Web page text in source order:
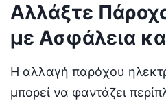
Αλλάξτε
με Ασφάλεια
Η αλλαγή παρόχου
μπορεί να φαντάζει